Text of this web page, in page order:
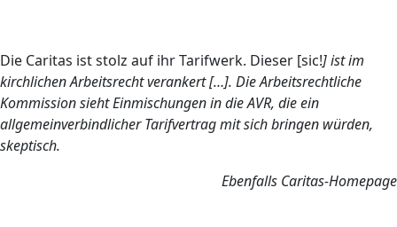
Die Caritas ist stolz auf ihr Tarifwerk. Dieser [sic!] ist im
kirchlichen Arbeitsrecht verankert […]. Die Arbeitsrechtliche
Kommission sieht Einmischungen in die AVR, die ein
allgemeinverbindlicher Tarifvertrag mit sich bringen würden,
skeptisch.
Ebenfalls Caritas-Homepage